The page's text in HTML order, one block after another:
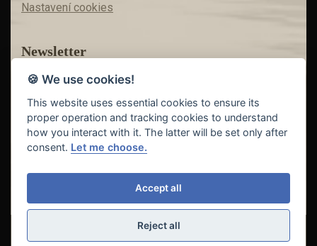
Nastavení cookies
Newsletter
Máte zájem o akční nabídky?
Teď už vám nic neunikne!
FISHING INVEST s.r.o. | partner
🍪 We use cookies!
This website uses essential cookies to ensure its
proper operation and tracking cookies to understand
how you interact with it. The latter will be set only after
consent. Let me choose.
Accept all
Reject all